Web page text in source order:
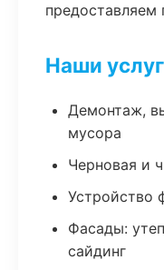
предоставляем
Наши
Демонтаж,
мусора
Черновая и
Устройство
Фасады:
сайдинг